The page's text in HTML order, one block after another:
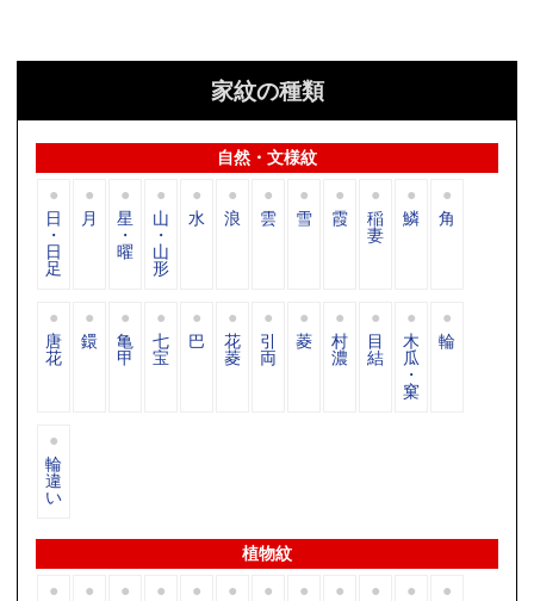
家紋の種類
自然・文様紋
日
・
日
足
月 星
・
曜
山
・
山
形
水 浪 雲 雪 霞 稲
妻
鱗 角
唐
花
鐶 亀
甲
七
宝
巴 花
菱
引
両
菱 村
濃
目
結
木
瓜
・
窠
輪
輪
違
い
植物紋